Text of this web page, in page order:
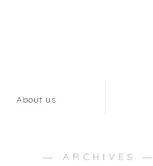
About us
― ARCHIVES ―